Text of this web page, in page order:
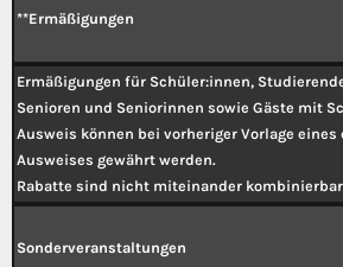
**Ermäßigungen
Ermäßigungen für Schüler:innen,
Senioren und Seniorinnen sowie Gäste mit
Ausweis können bei vorheriger Vorlage
Ausweises gewährt werden.
Rabatte sind nicht miteinander
Sonderveranstaltungen